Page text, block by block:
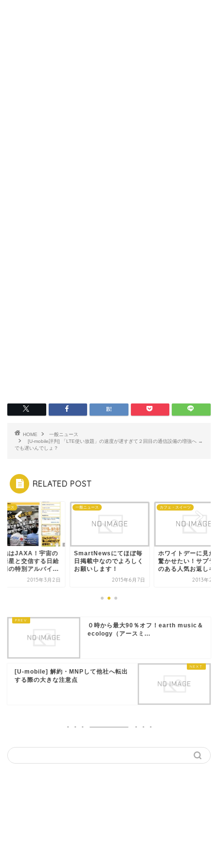
HOME
一般ニュース
[U-mobile評判] 「LTE使い放題」の速度が遅すぎて２回目の通信設備の増強へ →
でも遅いんでしょ？
RELATED POST
ュース
地はJAXA！宇宙の
衛星と交信する日給
円の特別アルバイ...
2015年3月2日
一般ニュース
SmartNewsにてほぼ毎
日掲載中なのでよろしく
お願いします！
2015年6月7日
カフェ・スイーツ
ホワイトデーに見た
驚かせたい！サプラ
のある人気お返しギ
2013年2
０時から最大90％オフ！earth music＆
ecology（アースミ...
[U-mobile] 解約・MNPして他社へ転出
する際の大きな注意点